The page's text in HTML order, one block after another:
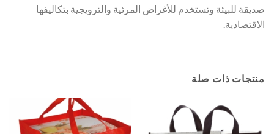
صديقة للبيئة وتستخدم للأغراض المرئية والترويجية بتكاليفها
الاقتصادية.
منتجات ذات صلة